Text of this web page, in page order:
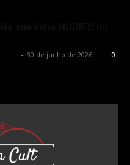
- 30 de junho de 2026 0